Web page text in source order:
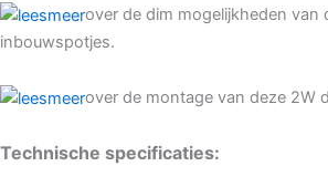
over de dim mogelijkheden van
inbouwspotjes.
over de montage van deze 2W
Technische specificaties: